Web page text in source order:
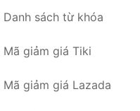
Danh sách từ khóa
Mã giảm giá Tiki
Mã giảm giá Lazada